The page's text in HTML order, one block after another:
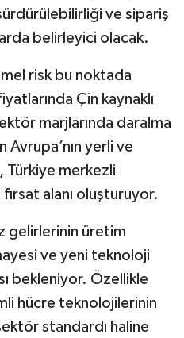
ve sipariş
belirleyici olacak.
risk bu noktada
Çin kaynaklı
marjlarında daralma
Avrupa’nın yerli ve
Türkiye merkezli
alanı oluşturuyor.
gelirlerinin üretim
ve yeni teknoloji
bekleniyor. Özellikle
hücre teknolojilerinin
standardı haline